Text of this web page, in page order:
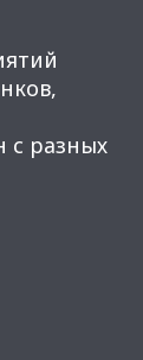
с разных